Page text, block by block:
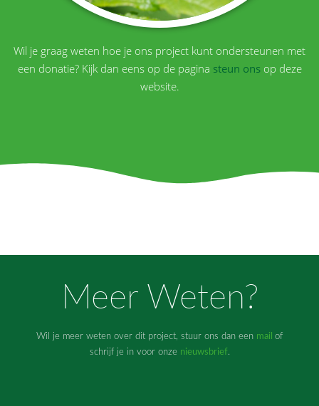
Wil je graag weten hoe je ons project kunt ondersteunen met
een donatie? Kijk dan eens op de pagina steun ons op deze
website.
Meer Weten?
Wil je meer weten over dit project, stuur ons dan een mail of
schrijf je in voor onze nieuwsbrief.